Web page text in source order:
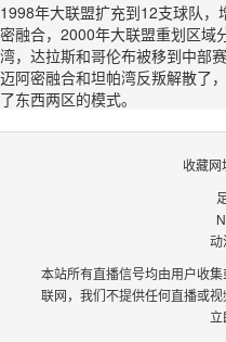
1998年大联盟扩充到12支球队
密融合，2000年大联盟重划区域
湾，达拉斯和哥伦布被移到中部
迈阿密融合和坦帕湾反叛解散了
了东西两区的模式。
收藏网
动
本站所有直播信号均由用户收
联网，我们不提供任何直播或
立